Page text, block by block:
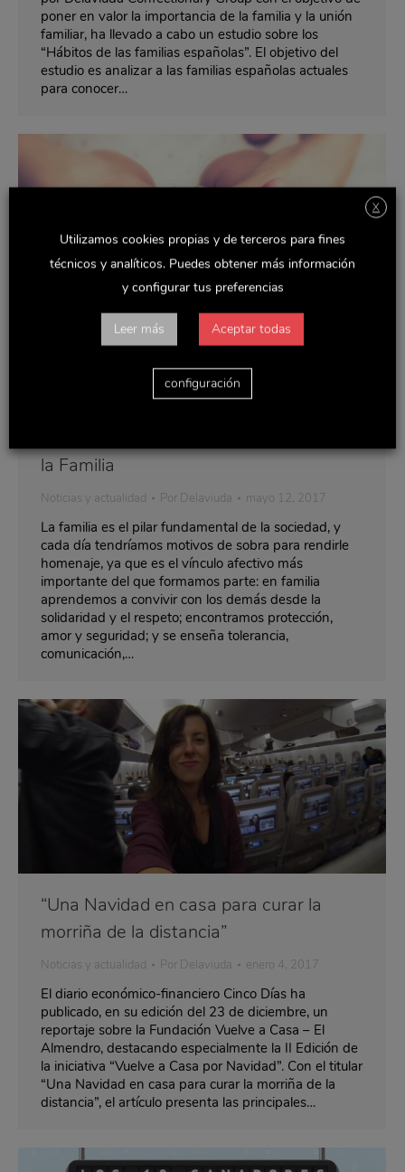
poner en valor la importancia de la familia y la unión
familiar, ha llevado a cabo un estudio sobre los
“Hábitos de las familias españolas”. El objetivo del
estudio es analizar a las familias españolas actuales
para conocer…
la Familia
Noticias y actualidad Por Delaviuda mayo 12, 2017
La familia es el pilar fundamental de la sociedad, y
cada día tendríamos motivos de sobra para rendirle
homenaje, ya que es el vínculo afectivo más
importante del que formamos parte: en familia
aprendemos a convivir con los demás desde la
solidaridad y el respeto; encontramos protección,
amor y seguridad; y se enseña tolerancia,
comunicación,…
“Una Navidad en casa para curar la
morriña de la distancia”
Noticias y actualidad Por Delaviuda enero 4, 2017
El diario económico-financiero Cinco Días ha
publicado, en su edición del 23 de diciembre, un
reportaje sobre la Fundación Vuelve a Casa – El
Almendro, destacando especialmente la II Edición de
la iniciativa “Vuelve a Casa por Navidad”. Con el titular
“Una Navidad en casa para curar la morriña de la
distancia”, el artículo presenta las principales…
X
Utilizamos cookies propias y de terceros para fines
técnicos y analíticos. Puedes obtener más información
y configurar tus preferencias
Leer más Aceptar todas
configuración